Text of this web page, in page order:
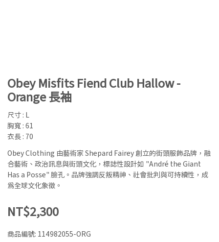
Obey Misfits Fiend Club Hallow -
Orange 長袖
尺寸 : L
胸寬 : 61
衣長 : 70
Obey Clothing 由藝術家 Shepard Fairey 創立的街頭服飾品牌，融
合藝術、政治訊息與街頭文化，標誌性設計如 "André the Giant
Has a Posse" 臉孔。品牌強調反叛精神、社會批判與可持續性，成
為全球文化象徵。
NT$2,300
商品編號: 114982055-ORG